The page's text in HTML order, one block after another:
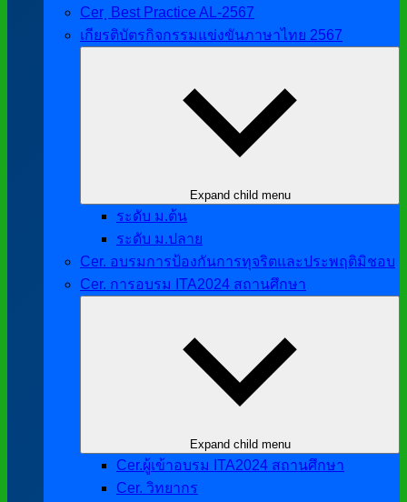
Cer ฺ Best Practice AL-2567
เกียรติบัตรกิจกรรมแข่งขันภาษาไทย 2567
Expand child menu
ระดับ ม.ต้น
ระดับ ม.ปลาย
Cer. อบรมการป้องกันการทุจริตและประพฤติมิชอบ
Cer. การอบรม ITA2024 สถานศึกษา
Expand child menu
Cer.ผู้เข้าอบรม ITA2024 สถานศึกษา
Cer. วิทยากร